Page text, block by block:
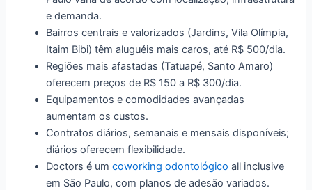
e demanda.
Bairros centrais e valorizados (Jardins, Vila Olímpia,
Itaim Bibi) têm aluguéis mais caros, até R$ 500/dia.
Regiões mais afastadas (Tatuapé, Santo Amaro)
oferecem preços de R$ 150 a R$ 300/dia.
Equipamentos e comodidades avançadas
aumentam os custos.
Contratos diários, semanais e mensais disponíveis;
diários oferecem flexibilidade.
Doctors é umcoworking odontológico all inclusive
em São Paulo, com planos de adesão variados.